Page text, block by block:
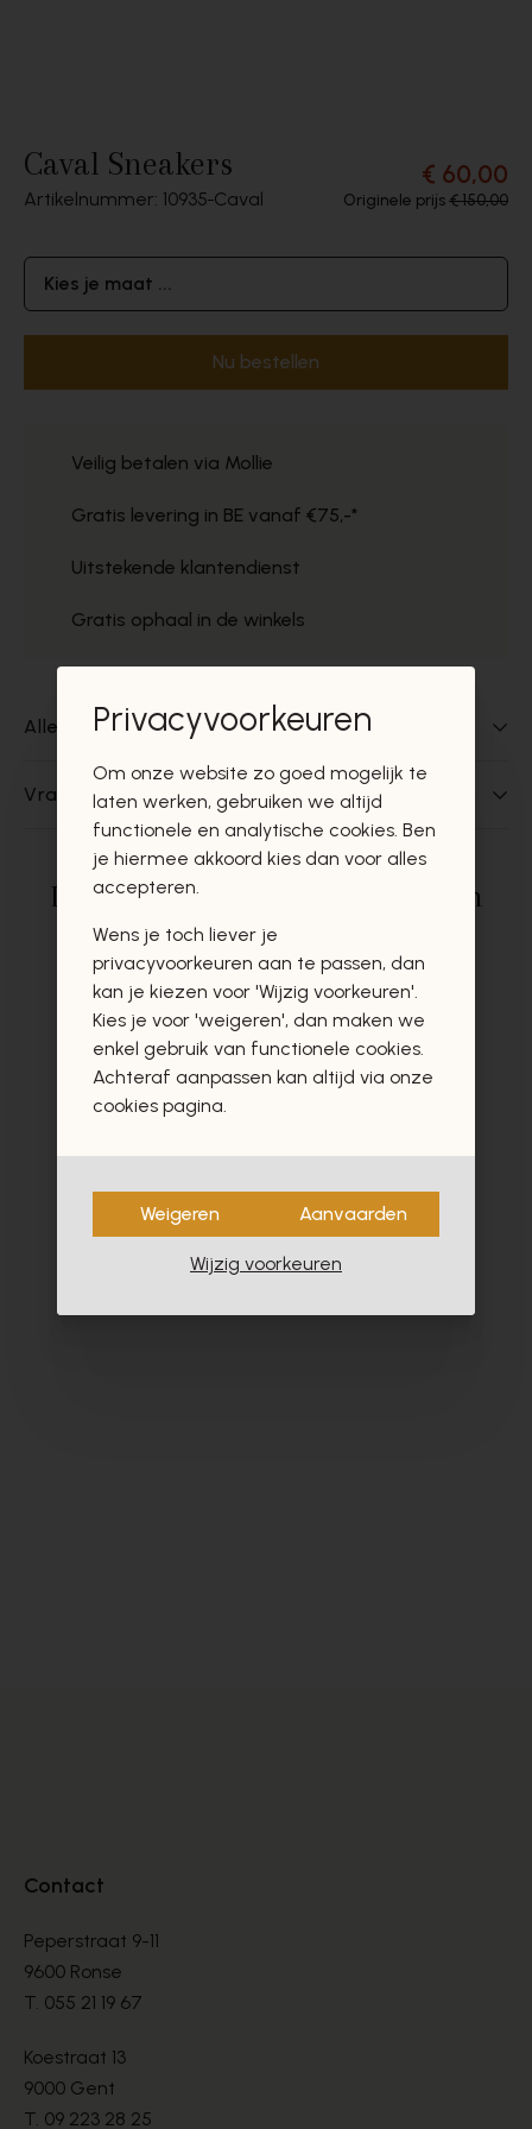
Caval Sneakers
Artikelnummer: 10935 Caval
€ 60,00
Originele prijs€ 150,00
Kies je maat ...
Nu bestellen
Veilig betalen via Mollie
Gratis levering in BE vanaf €75,-*
Uitstekende klantendienst
Gratis ophaal in de winkels
Alles over dit product
Vragen over dit product?
Deze producten zullen u zeker en
vast ook interesseren
- 40%
Contact
Peperstraat 9-11
9600 Ronse
T. 055 21 19 67
Koestraat 13
9000 Gent
T. 09 223 28 25
Privacyvoorkeuren
Om onze website zo goed mogelijk te
laten werken, gebruiken we altijd
functionele en analytische cookies. Ben
je hiermee akkoord kies dan voor alles
accepteren.
Wens je toch liever je
privacyvoorkeuren aan te passen, dan
kan je kiezen voor 'Wijzig voorkeuren'.
Kies je voor 'weigeren', dan maken we
enkel gebruik van functionele cookies.
Achteraf aanpassen kan altijd via onze
cookies pagina.
Weigeren Aanvaarden
Wijzig voorkeuren